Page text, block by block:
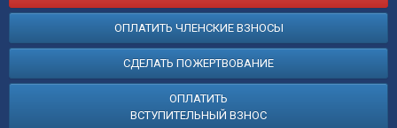
ОПЛАТИТЬ ЧЛЕНСКИЕ ВЗНОСЫ
СДЕЛАТЬ ПОЖЕРТВОВАНИЕ
ОПЛАТИТЬ
ВСТУПИТЕЛЬНЫЙ ВЗНОС